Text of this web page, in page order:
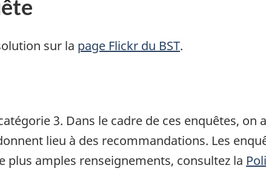
sur la page Flickr du BST.
3. Dans le cadre de ces enquêtes,
lieu à des recommandations. Les
plus amples renseignements, consultez la